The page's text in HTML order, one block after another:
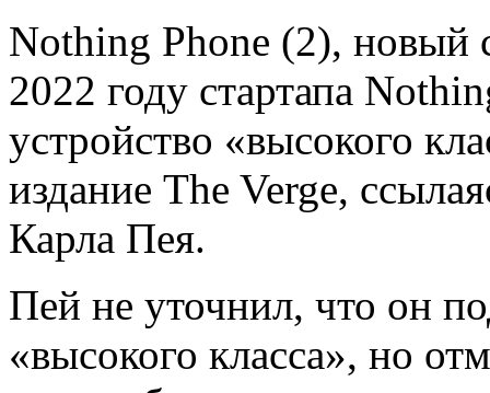
Nothing Phone (2), новый
2022 году стартапа
устройство «высокого
издание The Verge,
Карла Пея.
Пей не уточнил, что он
«высокого класса», но